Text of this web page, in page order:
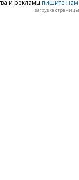
и рекламы пишите нам
загрузка